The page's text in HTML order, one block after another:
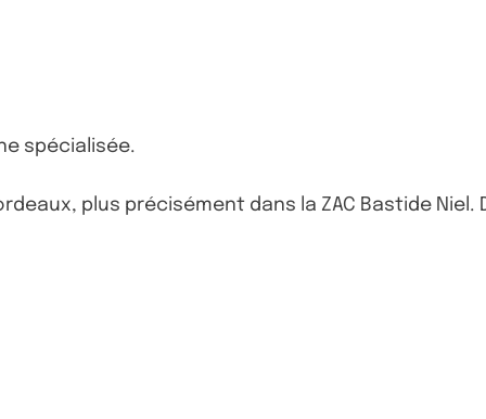
spécialisée.
plus précisément dans la ZAC Bastide